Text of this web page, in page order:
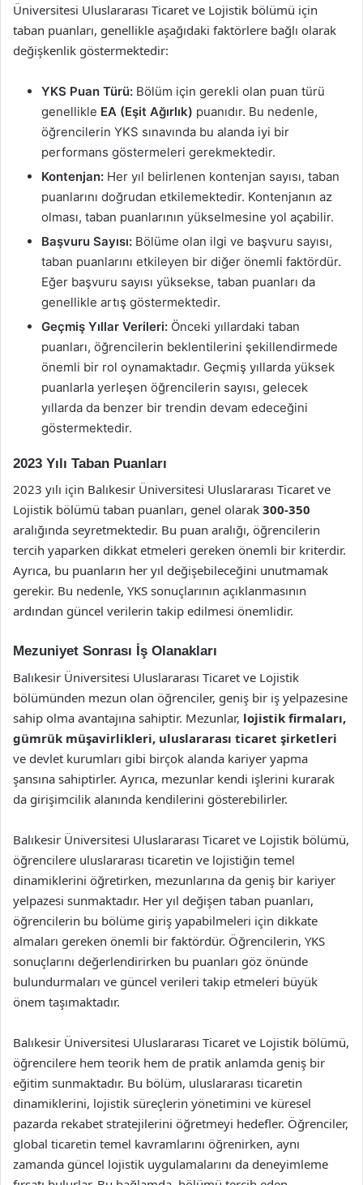
Üniversitesi Uluslararası Ticaret ve Lojistik bölümü için
taban puanları, genellikle aşağıdaki faktörlere bağlı olarak
değişkenlik göstermektedir:
YKS Puan Türü: Bölüm için gerekli olan puan türü
genellikle EA (Eşit Ağırlık) puanıdır. Bu nedenle,
öğrencilerin YKS sınavında bu alanda iyi bir
performans göstermeleri gerekmektedir.
Kontenjan: Her yıl belirlenen kontenjan sayısı, taban
puanlarını doğrudan etkilemektedir. Kontenjanın az
olması, taban puanlarının yükselmesine yol açabilir.
Başvuru Sayısı: Bölüme olan ilgi ve başvuru sayısı,
taban puanlarını etkileyen bir diğer önemli faktördür.
Eğer başvuru sayısı yüksekse, taban puanları da
genellikle artış göstermektedir.
Geçmiş Yıllar Verileri: Önceki yıllardaki taban
puanları, öğrencilerin beklentilerini şekillendirmede
önemli bir rol oynamaktadır. Geçmiş yıllarda yüksek
puanlarla yerleşen öğrencilerin sayısı, gelecek
yıllarda da benzer bir trendin devam edeceğini
göstermektedir.
2023 Yılı Taban Puanları
2023 yılı için Balıkesir Üniversitesi Uluslararası Ticaret ve
Lojistik bölümü taban puanları, genel olarak 300-350
aralığında seyretmektedir. Bu puan aralığı, öğrencilerin
tercih yaparken dikkat etmeleri gereken önemli bir kriterdir.
Ayrıca, bu puanların her yıl değişebileceğini unutmamak
gerekir. Bu nedenle, YKS sonuçlarının açıklanmasının
ardından güncel verilerin takip edilmesi önemlidir.
Mezuniyet Sonrası İş Olanakları
Balıkesir Üniversitesi Uluslararası Ticaret ve Lojistik
bölümünden mezun olan öğrenciler, geniş bir iş yelpazesine
sahip olma avantajına sahiptir. Mezunlar, lojistik firmaları,
gümrük müşavirlikleri, uluslararası ticaret şirketleri
ve devlet kurumları gibi birçok alanda kariyer yapma
şansına sahiptirler. Ayrıca, mezunlar kendi işlerini kurarak
da girişimcilik alanında kendilerini gösterebilirler.
Balıkesir Üniversitesi Uluslararası Ticaret ve Lojistik bölümü,
öğrencilere uluslararası ticaretin ve lojistiğin temel
dinamiklerini öğretirken, mezunlarına da geniş bir kariyer
yelpazesi sunmaktadır. Her yıl değişen taban puanları,
öğrencilerin bu bölüme giriş yapabilmeleri için dikkate
almaları gereken önemli bir faktördür. Öğrencilerin, YKS
sonuçlarını değerlendirirken bu puanları göz önünde
bulundurmaları ve güncel verileri takip etmeleri büyük
önem taşımaktadır.
Balıkesir Üniversitesi Uluslararası Ticaret ve Lojistik bölümü,
öğrencilere hem teorik hem de pratik anlamda geniş bir
eğitim sunmaktadır. Bu bölüm, uluslararası ticaretin
dinamiklerini, lojistik süreçlerin yönetimini ve küresel
pazarda rekabet stratejilerini öğretmeyi hedefler. Öğrenciler,
global ticaretin temel kavramlarını öğrenirken, aynı
zamanda güncel lojistik uygulamalarını da deneyimleme